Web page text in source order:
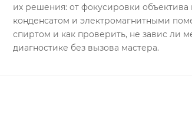
их решения: от фокусировки
конденсатом и электромагнитными
спиртом и как проверить, не завис ли
диагностике без вызова мастера.